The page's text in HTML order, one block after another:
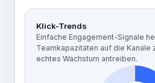
Klick-Trends
Einfache Engagement-Signale
Teamkapazitäten auf die Kanäle
echtes Wachstum antreiben.